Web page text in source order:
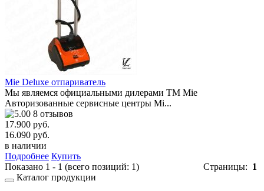
Mie Deluxe отпариватель
Мы являемся официальными дилерами ТМ Mie
Авторизованные сервисные центры Mi...
8 отзывов
17.900 руб.
16.090 руб.
в наличии
Подробнее Купить
Страницы: 1
Показано 1 - 1 (всего позиций: 1)
Каталог продукции